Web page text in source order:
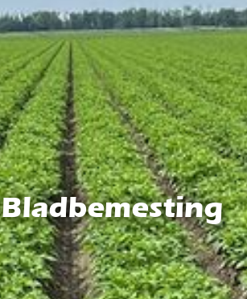
Bladbemesting